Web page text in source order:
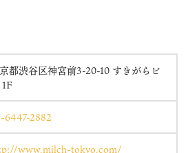
都渋谷区神宮前3-20-10 すきがらビ
6447-2882
www.milch-tokyo.com/